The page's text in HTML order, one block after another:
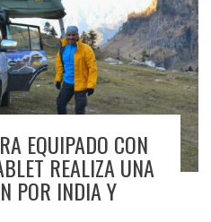
EQUIPADO CON
REALIZA UNA
POR INDIA Y